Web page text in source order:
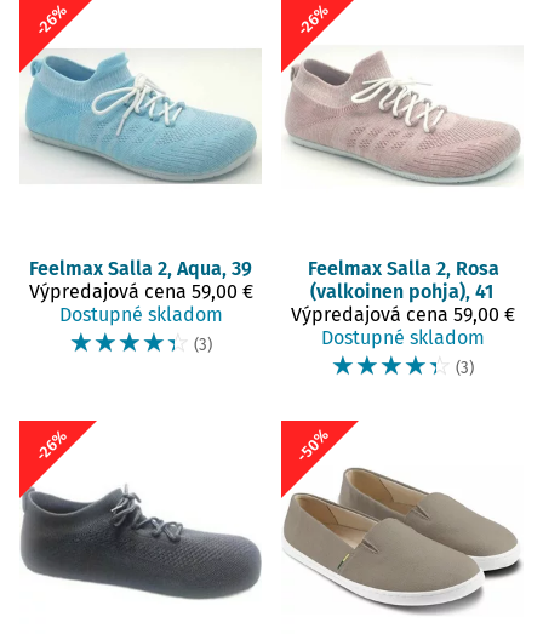
-26%
Feelmax Salla 2, Aqua, 39
Výpredajová cena 59,00 €
Dostupné skladom
☆☆☆☆☆ (3)
-26%
Feelmax Salla 2, Rosa
(valkoinen pohja), 41
Výpredajová cena 59,00 €
Dostupné skladom
☆☆☆☆☆ (3)
-26% -50%